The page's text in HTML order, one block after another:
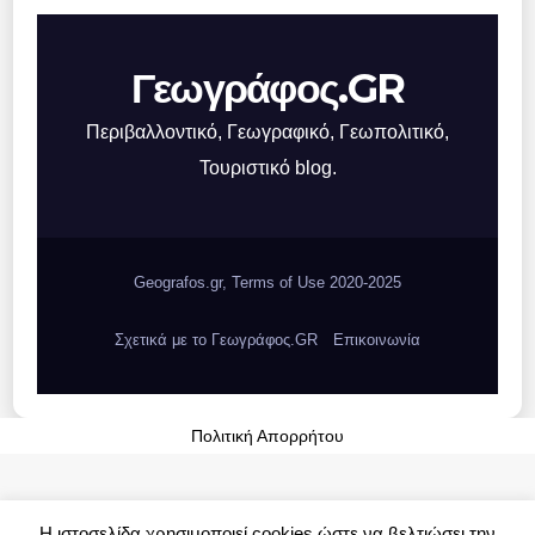
Γεωγράφος.GR
Περιβαλλοντικό, Γεωγραφικό, Γεωπολιτικό,
Τουριστικό blog.
Geografos.gr, Terms of Use 2020-2025
Σχετικά με το Γεωγράφος.GR Επικοινωνία
Πολιτική Απορρήτου